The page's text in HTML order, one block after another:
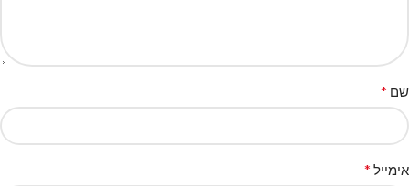
שם *
אימייל *